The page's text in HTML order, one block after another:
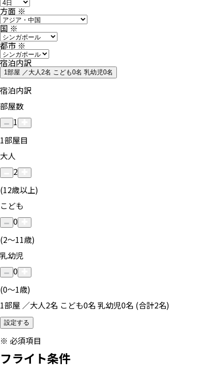
方面※
国※
都市※
宿泊内訳
1部屋 ／大人2名 こども0名 乳幼児0名
宿泊内訳
部屋数
1
1部屋目
大人
2
(12歳以上)
こども
0
(2〜11歳)
乳幼児
0
(0〜1歳)
1部屋 ／大人2名 こども0名 乳幼児0名 (合計2名)
設定する
※ 必須項目
フライト条件